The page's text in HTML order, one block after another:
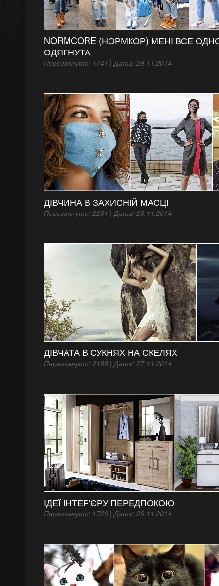
NORMCORE (НОРМКОР) МЕНІ ВСЕ
ОДЯГНУТА
Переглянуто: 1741 | Дата: 29.11.2014
ДІВЧИНА В ЗАХИСНІЙ МАСЦІ
Переглянуто: 2261 | Дата: 28.11.2014
ДІВЧАТА В СУКНЯХ НА СКЕЛЯХ
Переглянуто: 2166 | Дата: 27.11.2014
ІДЕЇ ІНТЕР'ЄРУ ПЕРЕДПОКОЮ
Переглянуто: 1720 | Дата: 26.11.2014